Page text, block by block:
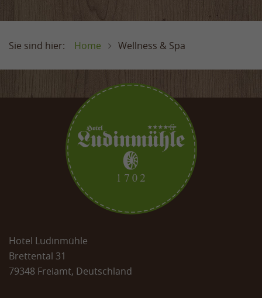
Home Wellness & Spa
Hotel Ludinmühle
Brettental 31
79348 Freiamt, Deutschland